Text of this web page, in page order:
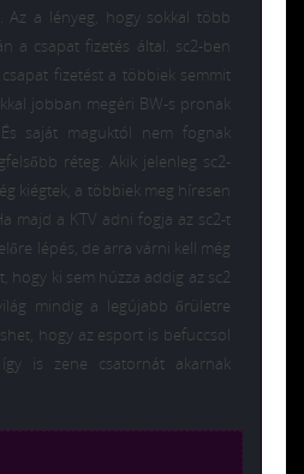
Az a lényeg, hogy sokkal több
a csapat fizetés által. sc2-ben
csapat fizetést a többiek semmit
jobban megéri BW-s pronak
saját maguktól nem fognak
réteg. Akik jelenleg sc2-
kiégtek, a többiek meg híresen
majd a KTV adni fogja az sc2-t
lépés, de arra várni kell még
hogy ki sem húzza addig az sc2
mindig a legújabb őrületre
hogy az esport is befuccsol
is zene csatornát akarnak